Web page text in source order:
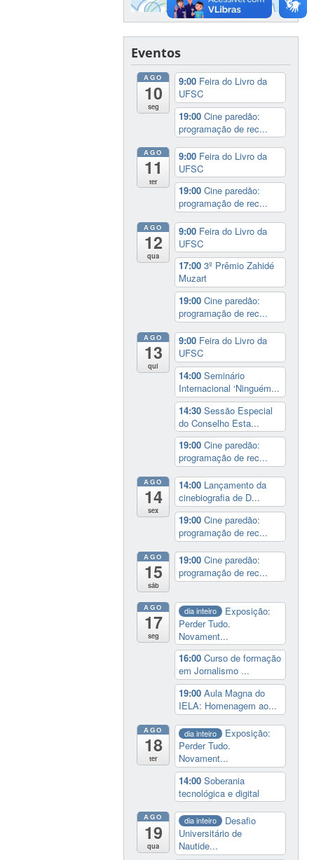
Eventos
AGO
10
seg
9:00 Feira do Livro da
UFSC
19:00Cine paredão:
programação de rec...
AGO
11
ter
9:00 Feira do Livro da
UFSC
19:00Cine paredão:
programação de rec...
AGO
12
qua
9:00 Feira do Livro da
UFSC
17:003º Prêmio Zahidé
Muzart
19:00Cine paredão:
programação de rec...
AGO
13
qui
9:00 Feira do Livro da
UFSC
14:00Seminário
Internacional ‘Ninguém...
14:30Sessão Especial
do Conselho Esta...
19:00Cine paredão:
programação de rec...
AGO
14
sex
14:00 Lançamento da
cinebiografia de D...
19:00Cine paredão:
programação de rec...
AGO
15
sáb
19:00Cine paredão:
programação de rec...
AGO
17
seg
dia inteiro
Exposição:
Perder Tudo.
Novament...
16:00Curso de formação
em Jornalismo ...
19:00Aula Magna do
IELA: Homenagem ao...
AGO
18
ter
dia inteiro
Exposição:
Perder Tudo.
Novament...
14:00Soberania
tecnológica e digital
AGO
19
qua
dia inteiro
Desafio
Universitário de
Nautide...